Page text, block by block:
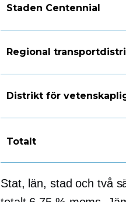
Staden Centennial
Regional
Distrikt för
Totalt
Stat, län, stad och två